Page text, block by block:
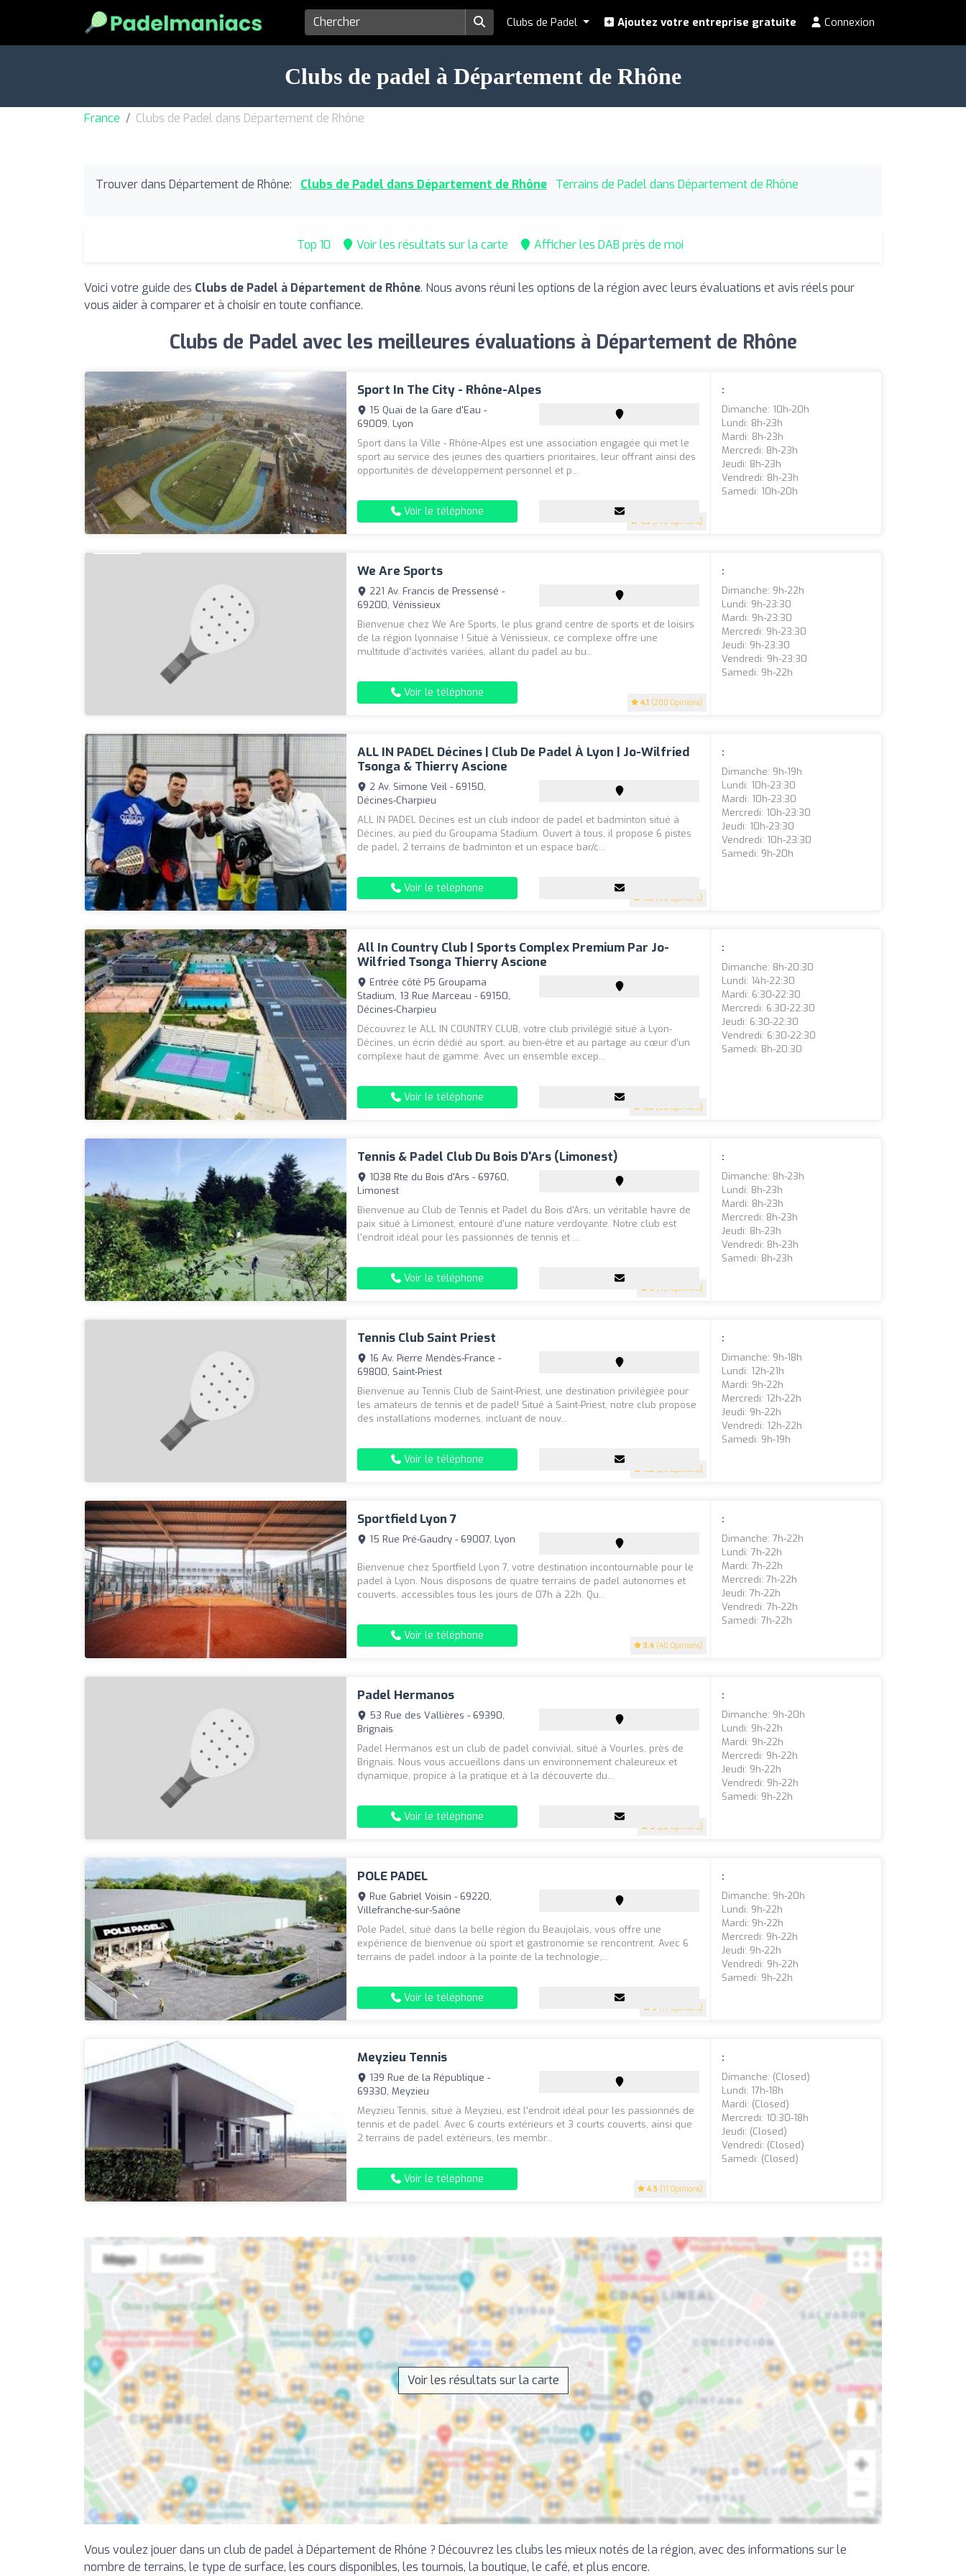
Clubs de Padel Ajoutez votre entreprise gratuite Connexion
Clubs de padel à Département de Rhône
France Clubs de Padel dans Département de Rhône
Trouver dans Département de Rhône: Clubs de Padel dans Département de Rhône Terrains de Padel dans Département de Rhône
Top 10 Voir les résultats sur la carte Afficher les DAB près de moi
Voici votre guide des Clubs de Padel à Département de Rhône. Nous avons réuni les options de la région avec leurs évaluations et avis réels pour
vous aider à comparer et à choisir en toute confiance.
Clubs de Padel avec les meilleures évaluations à Département de Rhône
Sport In The City - Rhône-Alpes
4.5 (198 Opinions)
15 Quai de la Gare d'Eau -
69009, Lyon
Sport dans la Ville - Rhône-Alpes est une association engagée qui met le
sport au service des jeunes des quartiers prioritaires, leur offrant ainsi des
opportunités de développement personnel et p...
Voir le téléphone
:
Dimanche: 10h-20h
Lundi: 8h-23h
Mardi: 8h-23h
Mercredi: 8h-23h
Jeudi: 8h-23h
Vendredi: 8h-23h
Samedi: 10h-20h
We Are Sports
4.1 (200 Opinions)
221 Av. Francis de Pressensé -
69200, Vénissieux
Bienvenue chez We Are Sports, le plus grand centre de sports et de loisirs
de la région lyonnaise ! Situé à Vénissieux, ce complexe offre une
multitude d'activités variées, allant du padel au bu...
Voir le téléphone
:
Dimanche: 9h-22h
Lundi: 9h-23:30
Mardi: 9h-23:30
Mercredi: 9h-23:30
Jeudi: 9h-23:30
Vendredi: 9h-23:30
Samedi: 9h-22h
ALL IN PADEL Décines | Club De Padel À Lyon | Jo-Wilfried
Tsonga & Thierry Ascione
4.5 (90 Opinions)
2 Av. Simone Veil - 69150,
Décines-Charpieu
ALL IN PADEL Décines est un club indoor de padel et badminton situé à
Décines, au pied du Groupama Stadium. Ouvert à tous, il propose 6 pistes
de padel, 2 terrains de badminton et un espace bar/c...
Voir le téléphone
:
Dimanche: 9h-19h
Lundi: 10h-23:30
Mardi: 10h-23:30
Mercredi: 10h-23:30
Jeudi: 10h-23:30
Vendredi: 10h-23:30
Samedi: 9h-20h
All In Country Club | Sports Complex Premium Par Jo-
Wilfried Tsonga Thierry Ascione
4.5 (60 Opinions)
Entrée côté P5 Groupama
Stadium, 13 Rue Marceau - 69150,
Décines-Charpieu
Découvrez le ALL IN COUNTRY CLUB, votre club privilégié situé à Lyon-
Décines, un écrin dédié au sport, au bien-être et au partage au cœur d'un
complexe haut de gamme. Avec un ensemble excep...
Voir le téléphone
:
Dimanche: 8h-20:30
Lundi: 14h-22:30
Mardi: 6:30-22:30
Mercredi: 6:30-22:30
Jeudi: 6:30-22:30
Vendredi: 6:30-22:30
Samedi: 8h-20:30
Tennis & Padel Club Du Bois D'Ars (Limonest)
5 (40 Opinions)
1038 Rte du Bois d'Ars - 69760,
Limonest
Bienvenue au Club de Tennis et Padel du Bois d'Ars, un véritable havre de
paix situé à Limonest, entouré d'une nature verdoyante. Notre club est
l'endroit idéal pour les passionnés de tennis et ...
Voir le téléphone
:
Dimanche: 8h-23h
Lundi: 8h-23h
Mardi: 8h-23h
Mercredi: 8h-23h
Jeudi: 8h-23h
Vendredi: 8h-23h
Samedi: 8h-23h
Tennis Club Saint Priest
4.3 (29 Opinions)
16 Av. Pierre Mendès-France -
69800, Saint-Priest
Bienvenue au Tennis Club de Saint-Priest, une destination privilégiée pour
les amateurs de tennis et de padel! Situé à Saint-Priest, notre club propose
des installations modernes, incluant de nouv...
Voir le téléphone
:
Dimanche: 9h-18h
Lundi: 12h-21h
Mardi: 9h-22h
Mercredi: 12h-22h
Jeudi: 9h-22h
Vendredi: 12h-22h
Samedi: 9h-19h
Sportfield Lyon 7
3.4 (40 Opinions)
15 Rue Pré-Gaudry - 69007, Lyon
Bienvenue chez Sportfield Lyon 7, votre destination incontournable pour le
padel à Lyon. Nous disposons de quatre terrains de padel autonomes et
couverts, accessibles tous les jours de 07h à 22h. Qu...
Voir le téléphone
:
Dimanche: 7h-22h
Lundi: 7h-22h
Mardi: 7h-22h
Mercredi: 7h-22h
Jeudi: 7h-22h
Vendredi: 7h-22h
Samedi: 7h-22h
Padel Hermanos
5 (22 Opinions)
53 Rue des Vallières - 69390,
Brignais
Padel Hermanos est un club de padel convivial, situé à Vourles, près de
Brignais. Nous vous accueillons dans un environnement chaleureux et
dynamique, propice à la pratique et à la découverte du...
Voir le téléphone
:
Dimanche: 9h-20h
Lundi: 9h-22h
Mardi: 9h-22h
Mercredi: 9h-22h
Jeudi: 9h-22h
Vendredi: 9h-22h
Samedi: 9h-22h
POLE PADEL
5 (17 Opinions)
Rue Gabriel Voisin - 69220,
Villefranche-sur-Saône
Pole Padel, situé dans la belle région du Beaujolais, vous offre une
expérience de bienvenue où sport et gastronomie se rencontrent. Avec 6
terrains de padel indoor à la pointe de la technologie,...
Voir le téléphone
:
Dimanche: 9h-20h
Lundi: 9h-22h
Mardi: 9h-22h
Mercredi: 9h-22h
Jeudi: 9h-22h
Vendredi: 9h-22h
Samedi: 9h-22h
Meyzieu Tennis
4.5 (11 Opinions)
139 Rue de la République -
69330, Meyzieu
Meyzieu Tennis, situé à Meyzieu, est l'endroit idéal pour les passionnés de
tennis et de padel. Avec 6 courts extérieurs et 3 courts couverts, ainsi que
2 terrains de padel extérieurs, les membr...
Voir le téléphone
:
Dimanche: (closed)
Lundi: 17h-18h
Mardi: (closed)
Mercredi: 10:30-18h
Jeudi: (closed)
Vendredi: (closed)
Samedi: (closed)
Voir les résultats sur la carte
Vous voulez jouer dans un club de padel à Département de Rhône ? Découvrez les clubs les mieux notés de la région, avec des informations sur le
nombre de terrains, le type de surface, les cours disponibles, les tournois, la boutique, le café, et plus encore.